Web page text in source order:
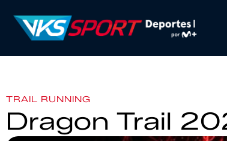
TRAIL RUNNING
Dragon Trail